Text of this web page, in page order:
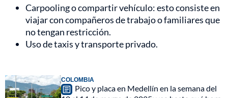
Carpooling o compartir vehículo: esto consiste en
viajar con compañeros de trabajo o familiares que
no tengan restricción.
Uso de taxis y transporte privado.
COLOMBIA
Pico y placa en Medellín en la semana del